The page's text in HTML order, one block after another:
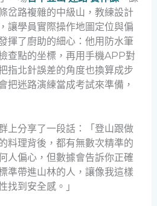
岔路複雜的中級山，教練設計
讓學員實際操作地圖定位與偏
揮了廚助的細心：他用防水筆
查點的坐標，再用手機APP對
指北針誤差的角度也換算成步
把迷路演練當成考試來準備，
上分享了一段話：「登山跟做
理背後，都有無數次精準的
人偏心，但數據會告訴你正確
準帶進山林的人，讓像我這樣
找到安全感。」